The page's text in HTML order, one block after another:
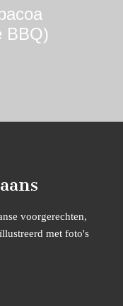
BBQ)
voorgerechten,
met foto's